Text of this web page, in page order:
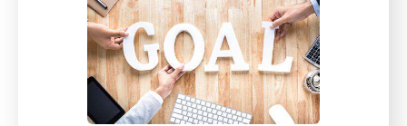
通過正念的練習，提高您的生活，實現更好的專
注、更少的壓力和更健康的關係。